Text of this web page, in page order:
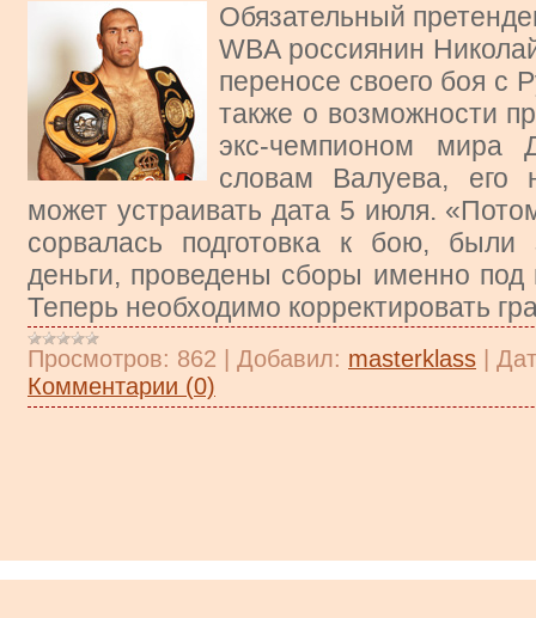
Обязательный
WBA россиянин
переносе своего боя с
также о возможности
экс-чемпионом
словам Валуева, его
может устраивать дата 5 июля.
сорвалась подготовка к бою,
деньги, проведены сборы именно
Теперь необходимо корректировать
Просмотров: 862 Добавил: masterklass
Комментарии (0)